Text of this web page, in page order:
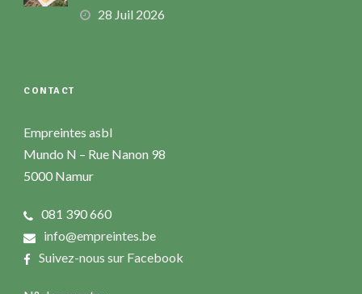
28 Juil 2026
CONTACT
Empreintes asbl
Mundo N – Rue Nanon 98
5000 Namur
081 390 660
info@empreintes.be
Suivez-nous sur Facebook